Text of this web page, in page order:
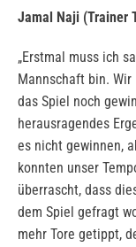
Jamal Naji (Trainer
„Erstmal muss ich
Mannschaft bin.
das Spiel noch
herausragendes
es nicht gewinnen,
konnten unser
überrascht, dass
dem Spiel gefragt
mehr Tore getippt,